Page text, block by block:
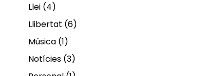
Llei (4)
Llibertat (6)
Música (1)
Notícies (3)